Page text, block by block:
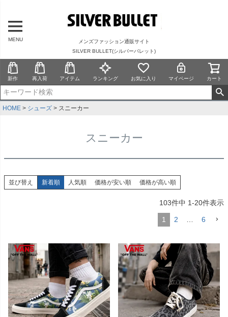
MENU
メンズファッション通販サイト
SILVER BULLET(シルバーバレット)
新作 再入荷 アイテム ランキング お気に入り マイページ カート
HOME シューズ スニーカー
スニーカー
並び替え 新着順 人気順 価格が安い順 価格が高い順
103件中 1-20件表示
1 2 … 6